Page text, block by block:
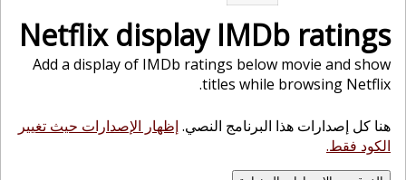
Netflix display IMDb ratings
Add a display of IMDb ratings below movie and show
titles while browsing Netflix.
هنا كل إصدارات هذا البرنامج النصي. إظهار الإصدارات حيث تغيير
الكود فقط.